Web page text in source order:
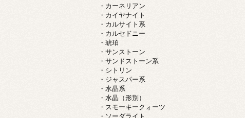
・カーネリアン
・カイヤナイト
・カルサイト系
・カルセドニー
・琥珀
・サンストーン
・サンドストーン系
・シトリン
・ジャスパー系
・水晶系
・水晶（形別）
・スモーキークォーツ
・ソーダライト